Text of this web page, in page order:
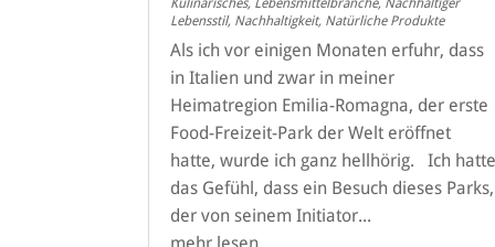
Lebensstil, Nachhaltigkeit, Natürliche Produkte
Als ich vor einigen Monaten erfuhr, dass
in Italien und zwar in meiner
Heimatregion Emilia-Romagna, der erste
Food-Freizeit-Park der Welt eröffnet
hatte, wurde ich ganz hellhörig. Ich
das Gefühl, dass ein Besuch dieses Parks,
der von seinem Initiator...